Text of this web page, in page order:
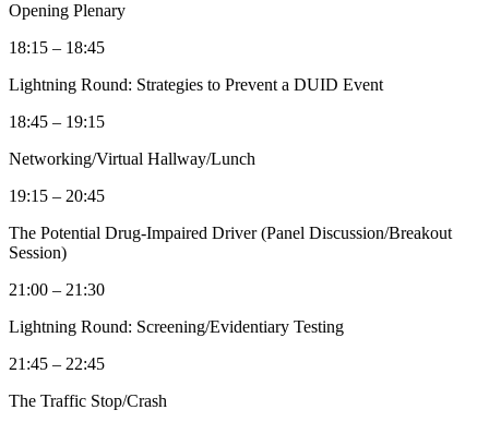
Opening Plenary
18:15 – 18:45
Lightning Round: Strategies to Prevent a DUID Event
18:45 – 19:15
Networking/Virtual Hallway/Lunch
19:15 – 20:45
The Potential Drug-Impaired Driver (Panel Discussion/Breakout
Session)
21:00 – 21:30
Lightning Round: Screening/Evidentiary Testing
21:45 – 22:45
The Traffic Stop/Crash